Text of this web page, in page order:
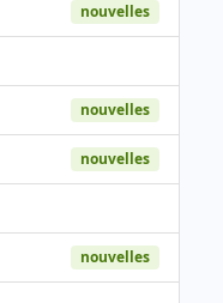
nouvelles
nouvelles
nouvelles
nouvelles